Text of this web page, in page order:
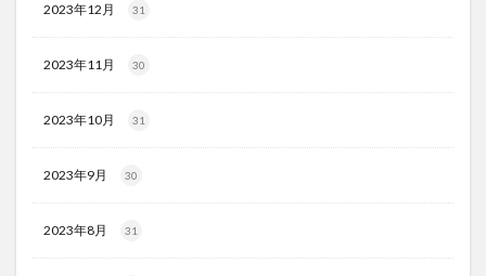
2023年12月 31
2023年11月 30
2023年10月 31
2023年9月 30
2023年8月 31